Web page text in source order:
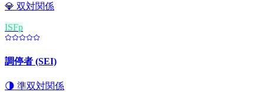
💎 双対関係
ISFp
調停者 (SEI)
🌗 準双対関係